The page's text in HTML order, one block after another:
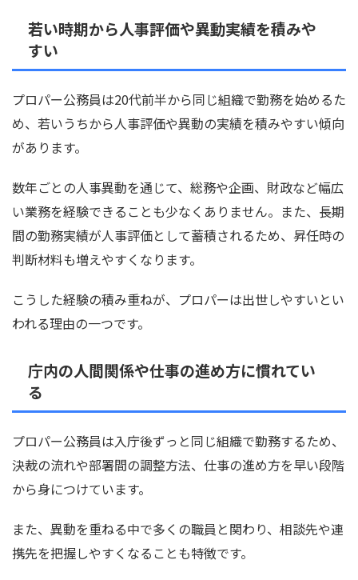
若い時期から人事評価や異動実績を積みや
すい
プロパー公務員は20代前半から同じ組織で勤務を始めるた
め、若いうちから人事評価や異動の実績を積みやすい傾向
があります。
数年ごとの人事異動を通じて、総務や企画、財政など幅広
い業務を経験できることも少なくありません。また、長期
間の勤務実績が人事評価として蓄積されるため、昇任時の
判断材料も増えやすくなります。
こうした経験の積み重ねが、プロパーは出世しやすいとい
われる理由の一つです。
庁内の人間関係や仕事の進め方に慣れてい
る
プロパー公務員は入庁後ずっと同じ組織で勤務するため、
決裁の流れや部署間の調整方法、仕事の進め方を早い段階
から身につけています。
また、異動を重ねる中で多くの職員と関わり、相談先や連
携先を把握しやすくなることも特徴です。